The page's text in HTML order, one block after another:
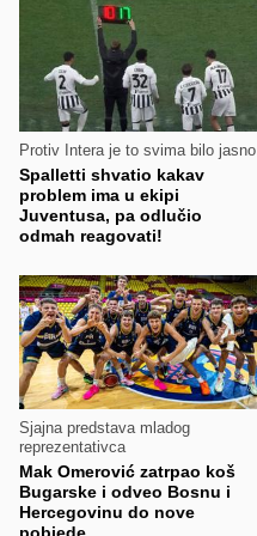
Protiv Intera je to svima bilo jasno
Spalletti shvatio kakav
problem ima u ekipi
Juventusa, pa odlučio
odmah reagovati!
Sjajna predstava mladog
reprezentativca
Mak Omerović zatrpao koš
Bugarske i odveo Bosnu i
Hercegovinu do nove